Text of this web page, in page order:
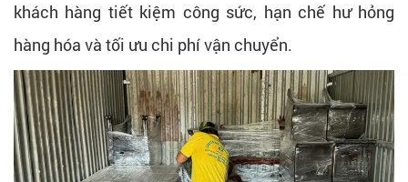
khách hàng tiết kiệm công sức, hạn chế hư hỏng
hàng hóa và tối ưu chi phí vận chuyển.